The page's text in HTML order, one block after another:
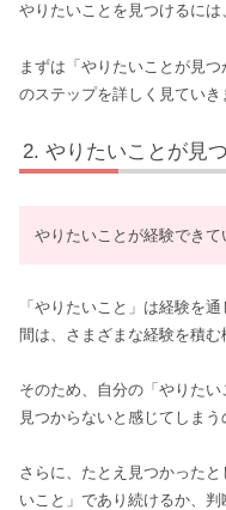
やりたいことを見つけるには
まずは「やりたいことが見
のステップを詳しく見ていき
やりたいことが見
やりたいことが経験できて
「やりたいこと」は経験を
間は、さまざまな経験を積む
そのため、自分の「やりた
見つからないと感じてしまう
さらに、たとえ見つかった
いこと」であり続けるか、判